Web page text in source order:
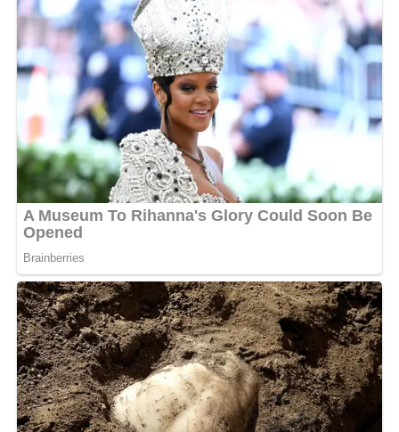
Messenger 0 Twitter/X